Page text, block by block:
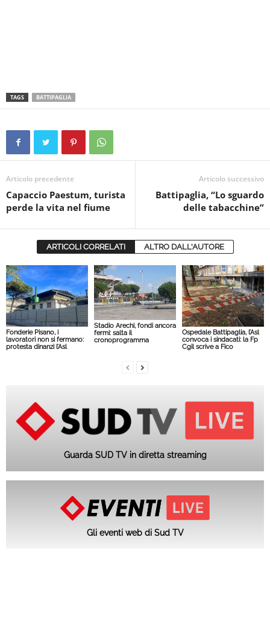
TAGS BATTIPAGLIA
Articolo precedente
Capaccio Paestum, turista
perde la vita nel fiume
Articolo successivo
Battipaglia, “Lo sguardo
delle tabacchine”
ARTICOLI CORRELATI ALTRO DALL'AUTORE
Fonderie Pisano, i
lavoratori non si fermano:
protesta dinanzi l’Asl
Stadio Arechi, fondi ancora
fermi: salta il
cronoprogramma
Ospedale Battipaglia, l’Asl
convoca i sindacati: la Fp
Cgil scrive a Fico
Guarda SUD TV in diretta streaming
Gli eventi web di Sud TV